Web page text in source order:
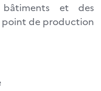
bâtiments et des
point de production